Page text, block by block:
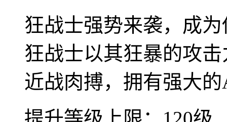
狂战士强势来袭，成
狂战士以其狂暴的攻
近战肉搏，拥有强大